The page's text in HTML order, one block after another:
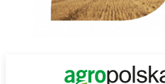
Main Logo